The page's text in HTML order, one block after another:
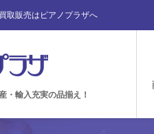
取販売はピアノプラザへ
・輸入充実の品揃え！